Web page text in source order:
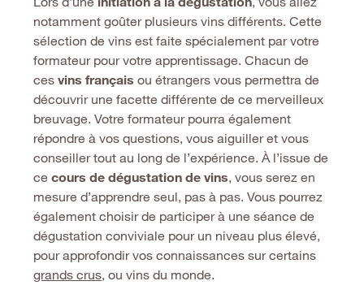
notamment goûter plusieurs vins différents. Cette
sélection de vins est faite spécialement par votre
formateur pour votre apprentissage. Chacun de
ces vins français ou étrangers vous permettra de
découvrir une facette différente de ce merveilleux
breuvage. Votre formateur pourra également
répondre à vos questions, vous aiguiller et vous
conseiller tout au long de l’expérience. À l’issue de
ce cours de dégustation de vins , vous serez en
mesure d’apprendre seul, pas à pas. Vous pourrez
également choisir de participer à une séance de
dégustation conviviale pour un niveau plus élevé,
pour approfondir vos connaissances sur certains
grands crus , ou vins du monde.